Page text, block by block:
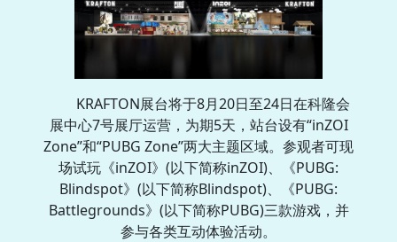
KRAFTON展台将于8月20日至24日在科隆会
展中心7号展厅运营，为期5天，站台设有“inZOI
Zone”和“PUBG Zone”两大主题区域。参观者可现
场试玩《inZOI》(以下简称inZOI)、《PUBG:
Blindspot》(以下简称Blindspot)、《PUBG:
Battlegrounds》(以下简称PUBG)三款游戏，并
参与各类互动体验活动。